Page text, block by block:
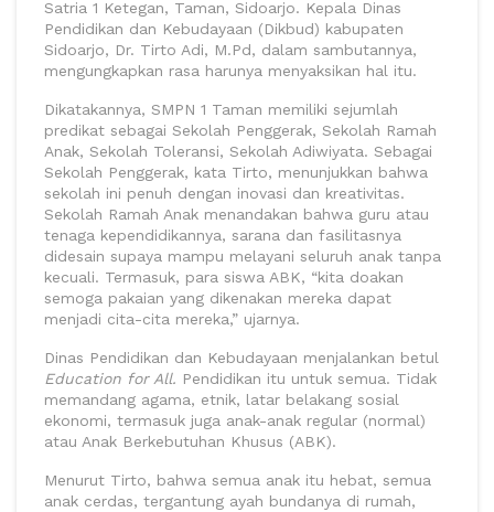
Satria 1 Ketegan, Taman, Sidoarjo. Kepala Dinas
Pendidikan dan Kebudayaan (Dikbud) kabupaten
Sidoarjo, Dr. Tirto Adi, M.Pd, dalam sambutannya,
mengungkapkan rasa harunya menyaksikan hal itu.
Dikatakannya, SMPN 1 Taman memiliki sejumlah
predikat sebagai Sekolah Penggerak, Sekolah Ramah
Anak, Sekolah Toleransi, Sekolah Adiwiyata. Sebagai
Sekolah Penggerak, kata Tirto, menunjukkan bahwa
sekolah ini penuh dengan inovasi dan kreativitas.
Sekolah Ramah Anak menandakan bahwa guru atau
tenaga kependidikannya, sarana dan fasilitasnya
didesain supaya mampu melayani seluruh anak tanpa
kecuali. Termasuk, para siswa ABK, “kita doakan
semoga pakaian yang dikenakan mereka dapat
menjadi cita-cita mereka,” ujarnya.
Dinas Pendidikan dan Kebudayaan menjalankan betul
Education for All. Pendidikan itu untuk semua. Tidak
memandang agama, etnik, latar belakang sosial
ekonomi, termasuk juga anak-anak regular (normal)
atau Anak Berkebutuhan Khusus (ABK).
Menurut Tirto, bahwa semua anak itu hebat, semua
anak cerdas, tergantung ayah bundanya di rumah,